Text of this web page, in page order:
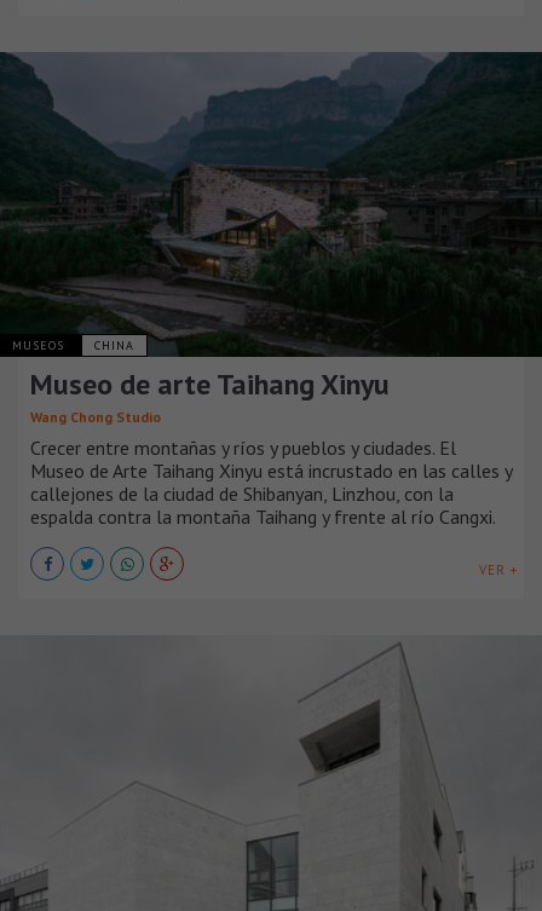
MUSEOS CHINA
Museo de arte Taihang Xinyu
Wang Chong Studio
Crecer entre montañas y ríos y pueblos y ciudades. El
Museo de Arte Taihang Xinyu está incrustado en las calles y
callejones de la ciudad de Shibanyan, Linzhou, con la
espalda contra la montaña Taihang y frente al río Cangxi.
VER +